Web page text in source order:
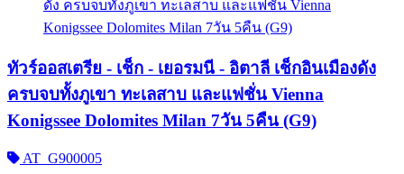
ทัวร์ออสเตรีย - เช็ก - เยอรมนี - อิตาลี เช็กอินเมืองดัง
ครบจบทั้งภูเขา ทะเลสาบ และแฟชั่น Vienna
Konigssee Dolomites Milan 7วัน 5คืน (G9)
AT_G900005